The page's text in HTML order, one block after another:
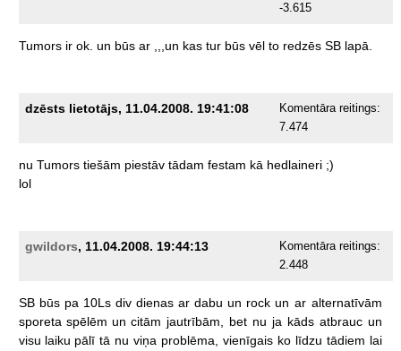
-3.615
Tumors ir ok. un būs ar ,,,un kas tur būs vēl to redzēs SB lapā.
dzēsts lietotājs, 11.04.2008. 19:41:08
Komentāra reitings:
7.474
nu Tumors tiešām piestāv tādam festam kā hedlaineri ;)
lol
gwildors, 11.04.2008. 19:44:13
Komentāra reitings:
2.448
SB būs pa 10Ls div dienas ar dabu un rock un ar alternatīvām
sporeta spēlēm un citām jautrībām, bet nu ja kāds atbrauc un
visu laiku pālī tā nu viņa problēma, vienīgais ko līdzu tādiem lai